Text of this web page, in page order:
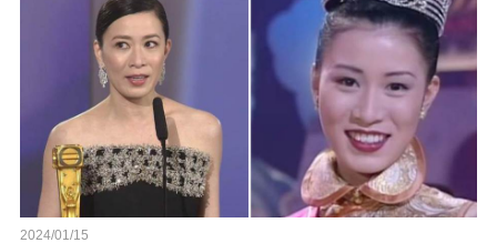
2024/01/15